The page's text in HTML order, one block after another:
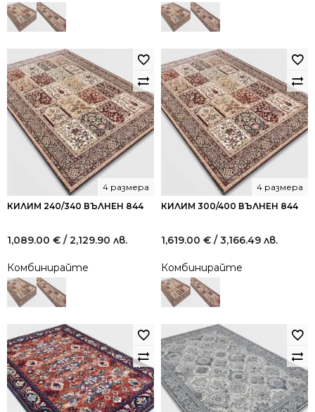
КИЛИМ 240/340 ВЪЛНЕН 844
4 размера
1,089.00 € / 2,129.90 лв.
Комбинирайте
КИЛИМ 300/400 ВЪЛНЕН 844
4 размера
1,619.00 € / 3,166.49 лв.
Комбинирайте